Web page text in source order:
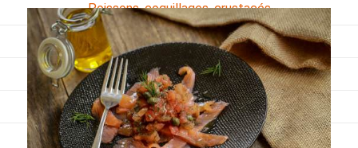
Poissons, coquillages, crustacés
Régime
Sans gluten
Sans lactose
Sans sel